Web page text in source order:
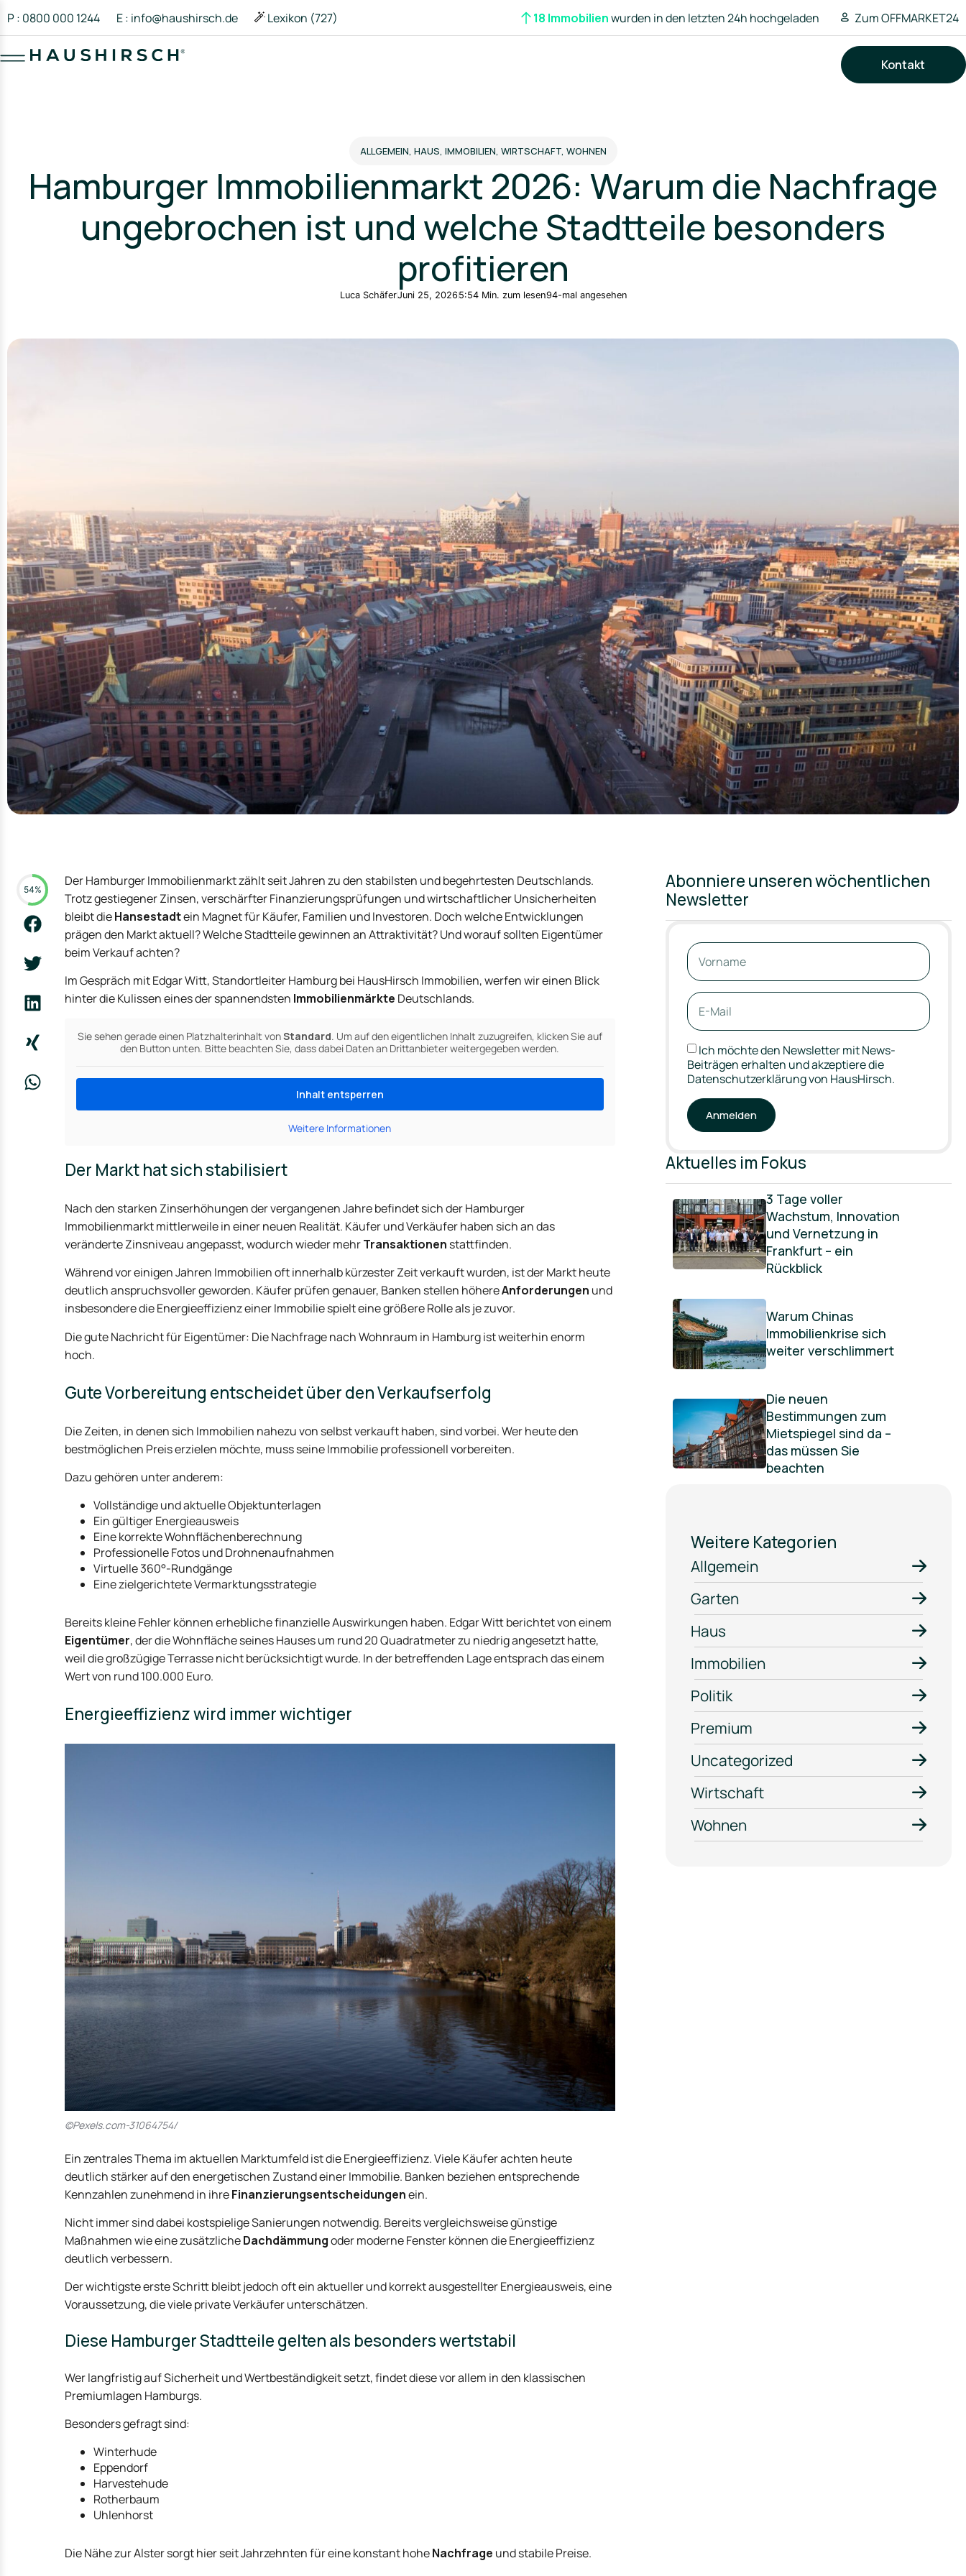
P : 0800 000 1244 E : info@haushirsch.de Lexikon (727) 18 Immobilienwurden in den letzten 24h hochgeladen Zum OFFMARKET24
Kontakt
ALLGEMEIN, HAUS, IMMOBILIEN, WIRTSCHAFT, WOHNEN
Hamburger Immobilienmarkt 2026: Warum die Nachfrage
ungebrochen ist und welche Stadtteile besonders
profitieren
Luca SchäferJuni 25, 20265:54 Min. zum lesen94-mal angesehen
54%
Der Hamburger Immobilienmarkt zählt seit Jahren zu den stabilsten und begehrtesten Deutschlands.
Trotz gestiegener Zinsen, verschärfter Finanzierungsprüfungen und wirtschaftlicher Unsicherheiten
bleibt dieHansestadtein Magnet für Käufer, Familien und Investoren. Doch welche Entwicklungen
prägen den Markt aktuell? Welche Stadtteile gewinnen an Attraktivität? Und worauf sollten Eigentümer
beim Verkauf achten?
Im Gespräch mit Edgar Witt, Standortleiter Hamburg bei HausHirsch Immobilien, werfen wir einen Blick
hinter die Kulissen eines der spannendsten Immobilienmärkte Deutschlands.
Sie sehen gerade einen Platzhalterinhalt vonStandard. Um auf den eigentlichen Inhalt zuzugreifen, klicken Sie auf
den Button unten. Bitte beachten Sie, dass dabei Daten an Drittanbieter weitergegeben werden.
Inhalt entsperren
Weitere Informationen
Der Markt hat sich stabilisiert
Nach den starken Zinserhöhungen der vergangenen Jahre befindet sich der Hamburger
Immobilienmarkt mittlerweile in einer neuen Realität. Käufer und Verkäufer haben sich an das
veränderte Zinsniveau angepasst, wodurch wieder mehrTransaktionen stattfinden.
Während vor einigen Jahren Immobilien oft innerhalb kürzester Zeit verkauft wurden, ist der Markt heute
deutlich anspruchsvoller geworden. Käufer prüfen genauer, Banken stellen höhereAnforderungen und
insbesondere die Energieeffizienz einer Immobilie spielt eine größere Rolle als je zuvor.
Die gute Nachricht für Eigentümer: Die Nachfrage nach Wohnraum in Hamburg ist weiterhin enorm
hoch.
Gute Vorbereitung entscheidet über den Verkaufserfolg
Die Zeiten, in denen sich Immobilien nahezu von selbst verkauft haben, sind vorbei. Wer heute den
bestmöglichen Preis erzielen möchte, muss seine Immobilie professionell vorbereiten.
Dazu gehören unter anderem:
Vollständige und aktuelle Objektunterlagen
Ein gültiger Energieausweis
Eine korrekte Wohnflächenberechnung
Professionelle Fotos und Drohnenaufnahmen
Virtuelle 360°-Rundgänge
Eine zielgerichtete Vermarktungsstrategie
Bereits kleine Fehler können erhebliche finanzielle Auswirkungen haben. Edgar Witt berichtet von einem
Eigentümer, der die Wohnfläche seines Hauses um rund 20 Quadratmeter zu niedrig angesetzt hatte,
weil die großzügige Terrasse nicht berücksichtigt wurde. In der betreffenden Lage entsprach das einem
Wert von rund 100.000 Euro.
Energieeffizienz wird immer wichtiger
©Pexels.com-31064754/
Ein zentrales Thema im aktuellen Marktumfeld ist die Energieeffizienz. Viele Käufer achten heute
deutlich stärker auf den energetischen Zustand einer Immobilie. Banken beziehen entsprechende
Kennzahlen zunehmend in ihreFinanzierungsentscheidungenein.
Nicht immer sind dabei kostspielige Sanierungen notwendig. Bereits vergleichsweise günstige
Maßnahmen wie eine zusätzlicheDachdämmungoder moderne Fenster können die Energieeffizienz
deutlich verbessern.
Der wichtigste erste Schritt bleibt jedoch oft ein aktueller und korrekt ausgestellter Energieausweis, eine
Voraussetzung, die viele private Verkäufer unterschätzen.
Diese Hamburger Stadtteile gelten als besonders wertstabil
Wer langfristig auf Sicherheit und Wertbeständigkeit setzt, findet diese vor allem in den klassischen
Premiumlagen Hamburgs.
Besonders gefragt sind:
Winterhude
Eppendorf
Harvestehude
Rotherbaum
Uhlenhorst
Die Nähe zur Alster sorgt hier seit Jahrzehnten für eine konstant hoheNachfrage und stabile Preise.
Abonniere unseren wöchentlichen
Newsletter
Ich möchte den Newsletter mit News-
Beiträgen erhalten und akzeptiere die
Datenschutzerklärungvon HausHirsch.
Anmelden
Aktuelles im Fokus
3 Tage voller
Wachstum, Innovation
und Vernetzung in
Frankfurt – ein
Rückblick
Warum Chinas
Immobilienkrise sich
weiter verschlimmert
Die neuen
Bestimmungen zum
Mietspiegel sind da –
das müssen Sie
beachten
Weitere Kategorien
Allgemein
Garten
Haus
Immobilien
Politik
Premium
Uncategorized
Wirtschaft
Wohnen